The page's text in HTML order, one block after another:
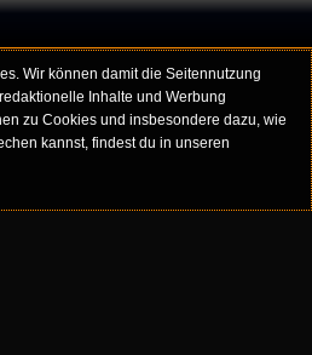
Wir können damit die Seitennutzung
Inhalte und Werbung
zu Cookies und insbesondere dazu, wie
kannst, findest du in unseren